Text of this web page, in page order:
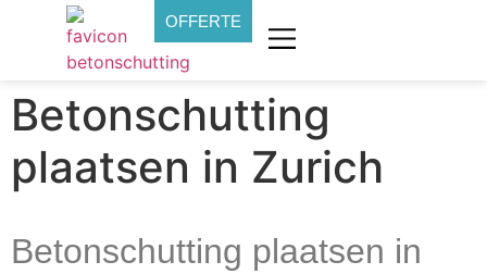
OFFERTE
Betonschutting
plaatsen in Zurich
Betonschutting plaatsen in